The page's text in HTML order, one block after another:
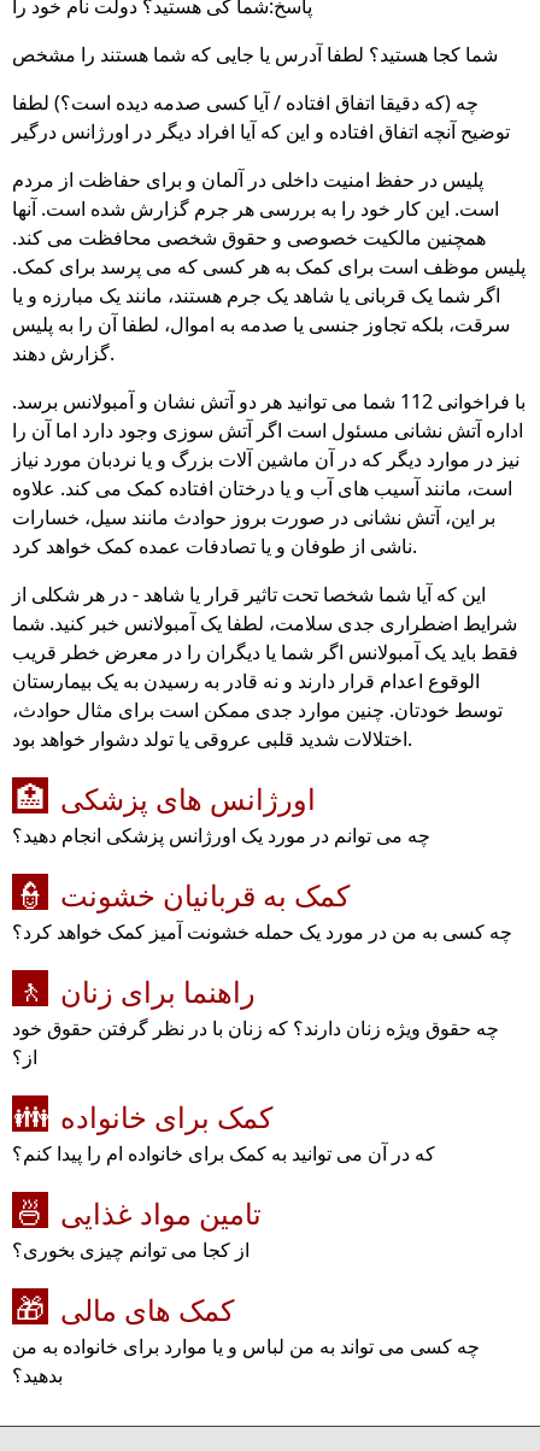
پاسخ:شما کی هستید؟ دولت نام خود را
شما کجا هستید؟ لطفا آدرس یا جایی که شما هستند را مشخص
چه (که دقیقا اتفاق افتاده / آیا کسی صدمه دیده است؟) لطفا
توضیح آنچه اتفاق افتاده و این که آیا افراد دیگر در اورژانس درگیر
پلیس در حفظ امنیت داخلی در آلمان و برای حفاظت از مردم
است. این کار خود را به بررسی هر جرم گزارش شده است. آنها
همچنین مالکیت خصوصی و حقوق شخصی محافظت می کند.
پلیس موظف است برای کمک به هر کسی که می پرسد برای کمک.
اگر شما یک قربانی یا شاهد یک جرم هستند، مانند یک مبارزه و یا
سرقت، بلکه تجاوز جنسی یا صدمه به اموال، لطفا آن را به پلیس
گزارش دهند.
با فراخوانی 112 شما می توانید هر دو آتش نشان و آمبولانس برسد.
اداره آتش نشانی مسئول است اگر آتش سوزی وجود دارد اما آن را
نیز در موارد دیگر که در آن ماشین آلات بزرگ و یا نردبان مورد نیاز
است، مانند آسیب های آب و یا درختان افتاده کمک می کند. علاوه
بر این، آتش نشانی در صورت بروز حوادث مانند سیل، خسارات
ناشی از طوفان و یا تصادفات عمده کمک خواهد کرد.
این که آیا شما شخصا تحت تاثیر قرار یا شاهد - در هر شکلی از
شرایط اضطراری جدی سلامت، لطفا یک آمبولانس خبر کنید. شما
فقط باید یک آمبولانس اگر شما یا دیگران را در معرض خطر قریب
الوقوع اعدام قرار دارند و نه قادر به رسیدن به یک بیمارستان
توسط خودتان. چنین موارد جدی ممکن است برای مثال حوادث،
اختلالات شدید قلبی عروقی یا تولد دشوار خواهد بود.
🏥 اورژانس های پزشکی
چه می توانم در مورد یک اورژانس پزشکی انجام دهید؟
👮 کمک به قربانیان خشونت
چه کسی به من در مورد یک حمله خشونت آمیز کمک خواهد کرد؟
🚶 راهنما برای زنان
چه حقوق ویژه زنان دارند؟ که زنان با در نظر گرفتن حقوق خود
از؟
👪 کمک برای خانواده
که در آن می توانید به کمک برای خانواده ام را پیدا کنم؟
🍜 تامین مواد غذایی
از کجا می توانم چیزی بخوری؟
🎁 کمک های مالی
چه کسی می تواند به من لباس و یا موارد برای خانواده به من
بدهید؟